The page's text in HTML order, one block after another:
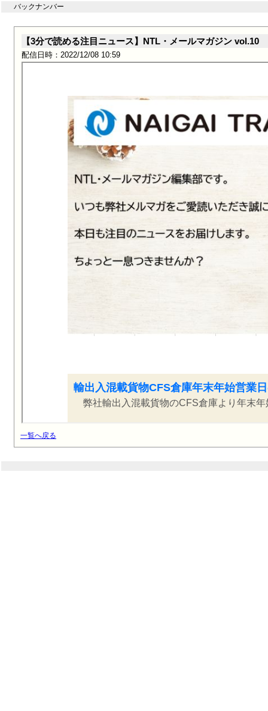
バックナンバー
【3分で読める注目ニュース】NTL・メールマガジン vol.10
配信日時：2022/12/08 10:59
一覧へ戻る